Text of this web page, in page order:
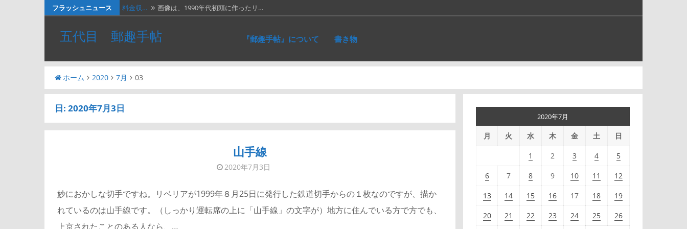
ツ
ス
ッ
フラッシュニュース 料金収… 画像は、1990年代初頭に作ったリ…
ネパー… 画像は1967年に撮影された、ネパ…
『切手… 長い歴史を誇る切手研究会の活動停止…
ベトナ… 画像は、北ベトナムが1966年に発…
五代目 郵趣手帖 『郵趣手帖』について 書き物
ホーム 2020 7月 03
日: 2020年7月3日
山手線
2020年7月3日
妙におかしな切手ですね。リベリアが1999年８月25日に発行した鉄道切手からの１枚なのですが、描か
れているのは山手線です。（しっかり運転席の上に「山手線」の文字が）地方に住んでいる方で方でも、
上京されたことのある人なら、…
2020年7月
月 火 水 木 金 土 日
1 2 3 4 5
6 7 8 9 10 11 12
13 14 15 16 17 18 19
20 21 22 23 24 25 26